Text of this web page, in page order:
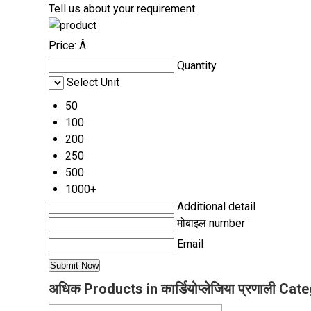
Tell us about your requirement
Price: Â
Quantity
Select Unit
50
100
200
250
500
1000+
Additional detail
मोबाइल number
Email
अधिक Products in कार्डियोप्लेजिया प्रणाली